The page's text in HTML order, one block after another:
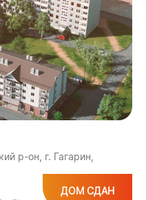
р-он, г. Гагарин,
ДОМ СДАН